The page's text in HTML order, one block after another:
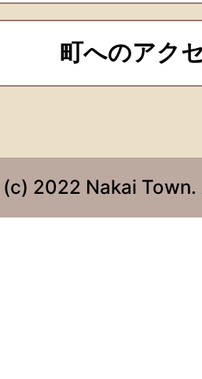
町へのアク
2022 Nakai Town.